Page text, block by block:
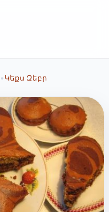
•Կեքս Զեբր